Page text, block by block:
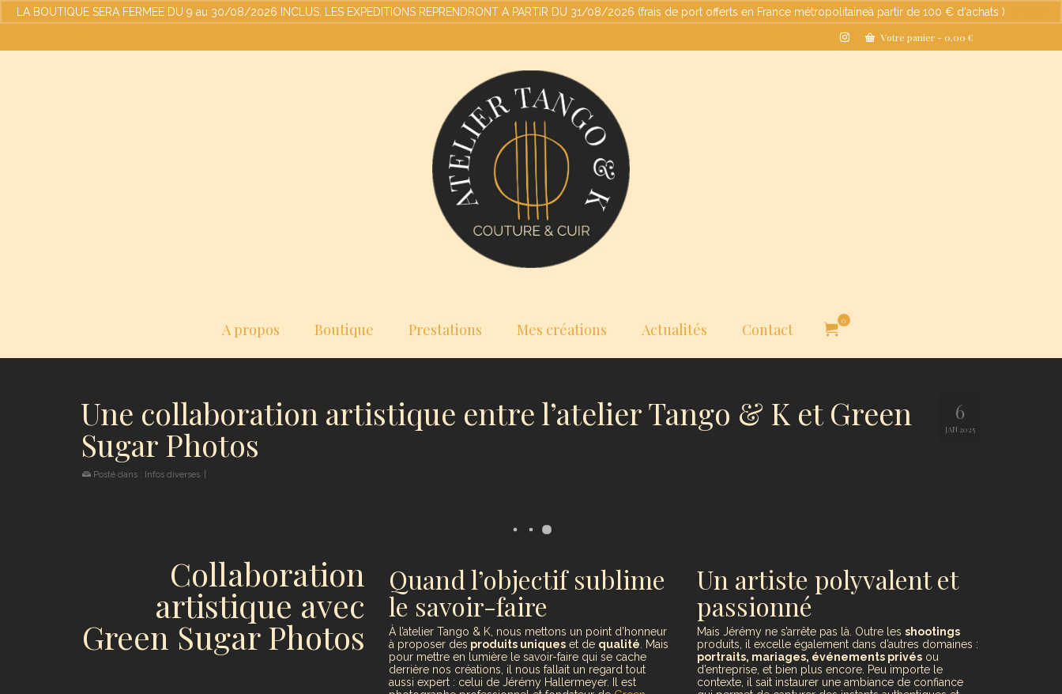
LA BOUTIQUE SERA FERMEE DU 9 au 30/08/2026 INCLUS. LES EXPEDITIONS REPRENDRONT A PARTIR DU 31/08/2026 (frais de port offerts en France métropolitaineà partir de 100 € d'achats )
Votre panier - 0,00 €
A propos Boutique Prestations Mes créations Actualités Contact 0
6
JAN 2025
Une collaboration artistique entre l’atelier Tango & K et Green
Sugar Photos
Posté dans : Infos diverses
Collaboration
artistique avec
Green Sugar Photos
Quand l’objectif sublime
le savoir-faire
À l’atelier Tango & K, nous mettons un point d’honneur
à proposer des produits uniques et de qualité . Mais
pour mettre en lumière le savoir-faire qui se cache
derrière nos créations, il nous fallait un regard tout
aussi expert : celui de Jérémy Hallermeyer. Il est
Un artiste polyvalent et
passionné
Mais Jérémy ne s’arrête pas là. Outre les shootings
produits, il excelle également dans d’autres domaines :
portraits, mariages, événements privés ou
d’entreprise, et bien plus encore. Peu importe le
contexte, il sait instaurer une ambiance de confiance